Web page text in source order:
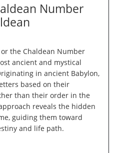
Number
the Chaldean Number
ancient and mystical
in ancient Babylon,
based on their
than their order in the
reveals the hidden
guiding them toward
and life path.